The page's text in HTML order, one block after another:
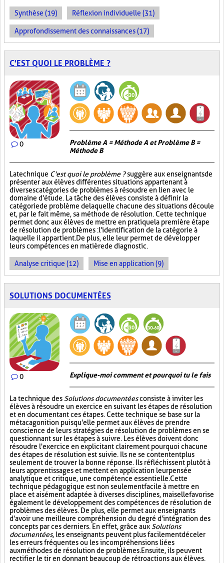
Synthèse (19) Réflexion individuelle (31)
Approfondissement des connaissances (17)
C'EST QUOI LE PROBLÈME ?
0
Problème A = Méthode A et Problème B =
Méthode B
La technique C'est quoi le problème ?suggère aux enseignants de
présenter aux élèves différentes situations appartenant à
diverses catégories de problèmes à résoudre en lien avec le
domaine d'étude. La tâche des élèves consiste à définir la
catégorie de problème de laquelle chacune des situations découle
et, par le fait même, sa méthode de résolution. Cette technique
permet donc aux élèves de mettre en pratique la première étape
de résolution de problèmes : l'identification de la catégorie à
laquelle il appartient. De plus, elle leur permet de développer
leurs compétences en matière de diagnostic.
Analyse critique (12) Mise en application (9)
SOLUTIONS DOCUMENTÉES
0 Explique-moi comment et pourquoi tu le fais
La technique des Solutions documentéesconsiste à inviter les
élèves à résoudre un exercice en suivant les étapes de résolution
et en documentant ces étapes. Cette technique se base sur la
métacagonition puisqu'elle permet aux élèves de prendre
conscience de leurs stratégies de résolution de problèmes en se
questionnant sur les étapes à suivre. Les élèves doivent donc
résoudre l'exercice en explicitant clairement pourquoi chacune
des étapes de résolution est suivie. Ils ne se contentent plus
seulement de trouver la bonne réponse. Ils réfléchissent plutôt à
leurs apprentissages et mettent en application leur pensée
analytique et critique, une compétence essentielle. Cette
technique pédagogique est non seulement facile à mettre en
place et aisément adaptée à diverses disciplines, mais elle favorise
également le développement des compétences de résolution de
problèmes des élèves. De plus, elle permet aux enseignants
d'avoir une meilleure compréhension du degré d'intégration des
concepts par ces derniers. En effet, grâce aux Solutions
documentées, les enseignants peuvent plus facilement déceler
les erreurs fréquentes ou les incompréhensions liées
aux méthodes de résolution de problèmes. Ensuite, ils peuvent
rectifier le tir en donnant beaucoup de rétroactions aux élèves.